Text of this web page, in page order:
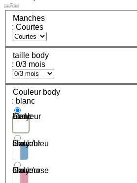
Manches
: Courtes
taille body
: 0/3 mois
Couleur body
: blanc
Couleur body - blanc
Couleur body - blanc/bleu
Couleur body - blanc/rose